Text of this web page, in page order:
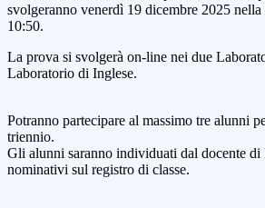
svolgeranno venerdì 19 dicembre 2025
10:50.
La prova si svolgerà on-line nei due
Laboratorio di Inglese.
Potranno partecipare al massimo tre alunni
triennio.
Gli alunni saranno individuati dal docente di
nominativi sul registro di classe.